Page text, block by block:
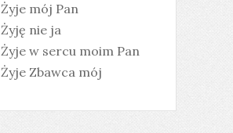
Żyje mój Pan
Żyję nie ja
Żyje w sercu moim Pan
Żyje Zbawca mój